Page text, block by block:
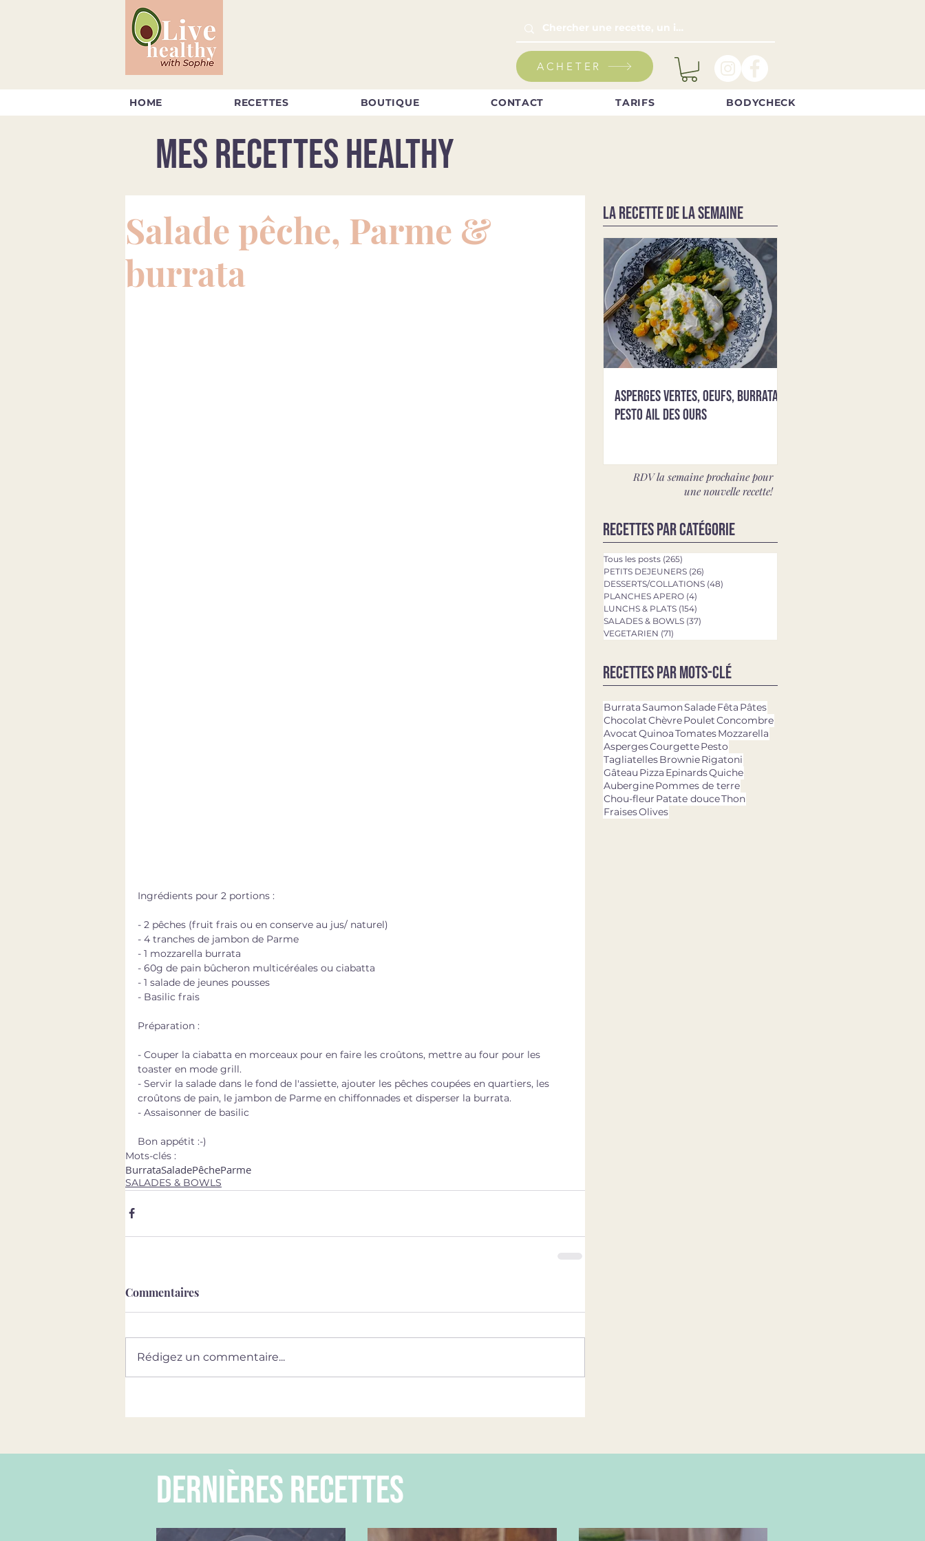
ACHETER
HOME RECETTES BOUTIQUE CONTACT TARIFS BODYCHECK
Mes recettes healthy
Salade pêche, Parme &
burrata
Ingrédients pour 2 portions :
- 2 pêches (fruit frais ou en conserve au jus/ naturel)
- 4 tranches de jambon de Parme
- 1 mozzarella burrata
- 60g de pain bûcheron multicéréales ou ciabatta
- 1 salade de jeunes pousses
- Basilic frais
Préparation :
- Couper la ciabatta en morceaux pour en faire les croûtons, mettre au four pour les
toaster en mode grill.
- Servir la salade dans le fond de l'assiette, ajouter les pêches coupées en quartiers, les
croûtons de pain, le jambon de Parme en chiffonnades et disperser la burrata.
- Assaisonner de basilic
Bon appétit :-)
Mots-clés :
BurrataSaladePêcheParme
SALADES & BOWLS
Commentaires
Rédigez un commentaire...
LA RECETTE DE LA SEMAINE
Asperges vertes, oeufs, burrata &
pesto ail des ours
RDV la semaine prochaine pour
une nouvelle recette!
Recettes par catégorie
Tous les posts (265)
PETITS DEJEUNERS (26)
DESSERTS/COLLATIONS (48)
PLANCHES APERO (4)
LUNCHS & PLATS (154)
SALADES & BOWLS (37)
VEGETARIEN (71)
Recettes par mots-clé
BurrataSaumonSaladeFêta Pâtes
ChocolatChèvrePouletConcombre
AvocatQuinoaTomatesMozzarella
AspergesCourgettePesto
TagliatellesBrownieRigatoni
Gâteau Pizza EpinardsQuiche
AuberginePommes de terre
Chou-fleur Patate douceThon
FraisesOlives
dernières recettes